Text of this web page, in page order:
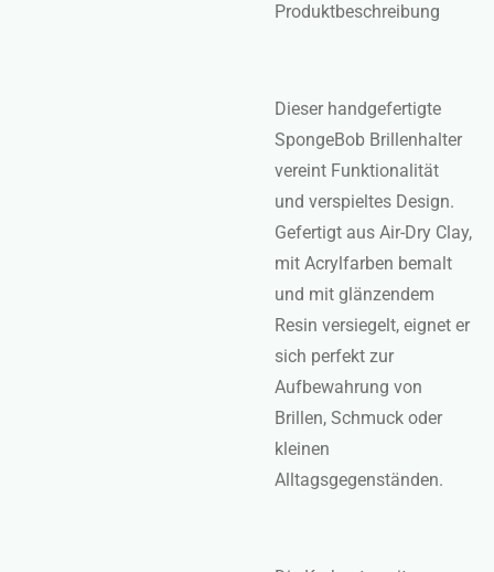
Produktbeschreibung
Dieser handgefertigte
SpongeBob Brillenhalter
vereint Funktionalität
und verspieltes Design.
Gefertigt aus Air-Dry Clay,
mit Acrylfarben bemalt
und mit glänzendem
Resin versiegelt, eignet er
sich perfekt zur
Aufbewahrung von
Brillen, Schmuck oder
kleinen
Alltagsgegenständen.